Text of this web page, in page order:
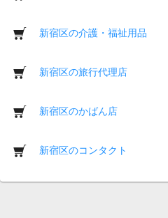
新宿区の介護・福祉用品
新宿区の旅行代理店
新宿区のかばん店
新宿区のコンタクト